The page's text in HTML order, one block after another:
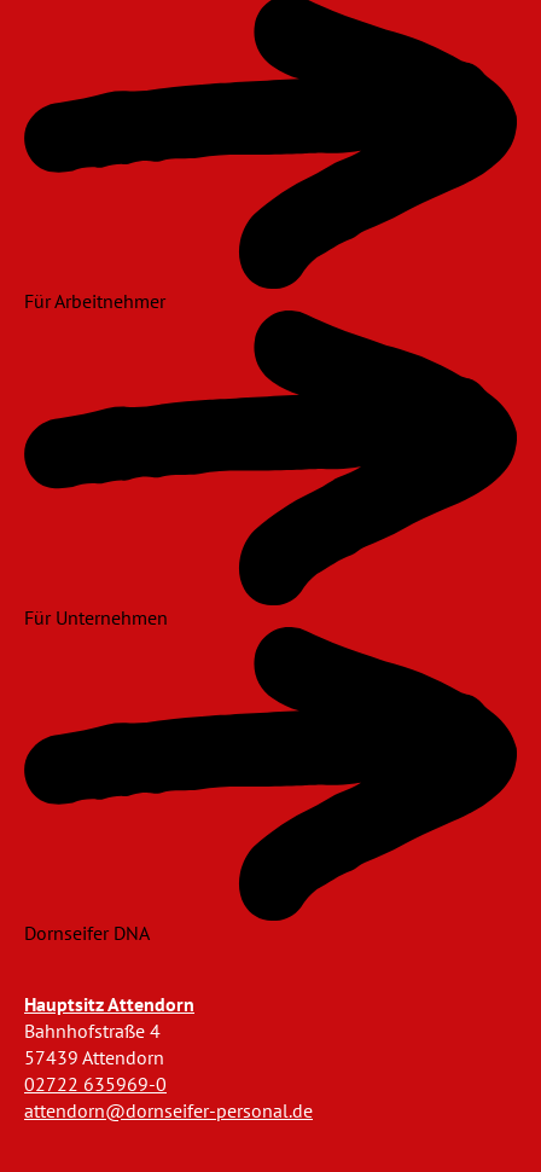
Für Arbeitnehmer
Für Unternehmen
Dornseifer DNA
Hauptsitz Attendorn
Bahnhofstraße 4
57439 Attendorn
02722 635969-0
attendorn@dornseifer-personal.de